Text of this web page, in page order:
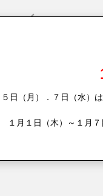
日（月）．７日（水）
１月１日（木）～１月